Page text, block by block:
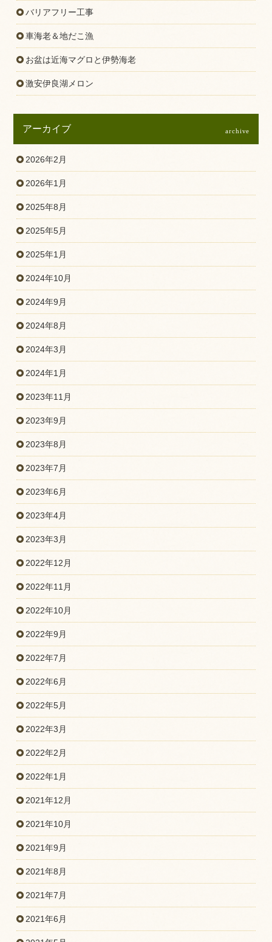
バリアフリー工事
車海老＆地だこ漁
お盆は近海マグロと伊勢海老
激安伊良湖メロン
アーカイブ archive
2026年2月
2026年1月
2025年8月
2025年5月
2025年1月
2024年10月
2024年9月
2024年8月
2024年3月
2024年1月
2023年11月
2023年9月
2023年8月
2023年7月
2023年6月
2023年4月
2023年3月
2022年12月
2022年11月
2022年10月
2022年9月
2022年7月
2022年6月
2022年5月
2022年3月
2022年2月
2022年1月
2021年12月
2021年10月
2021年9月
2021年8月
2021年7月
2021年6月